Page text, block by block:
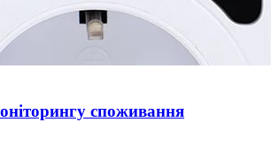
споживання